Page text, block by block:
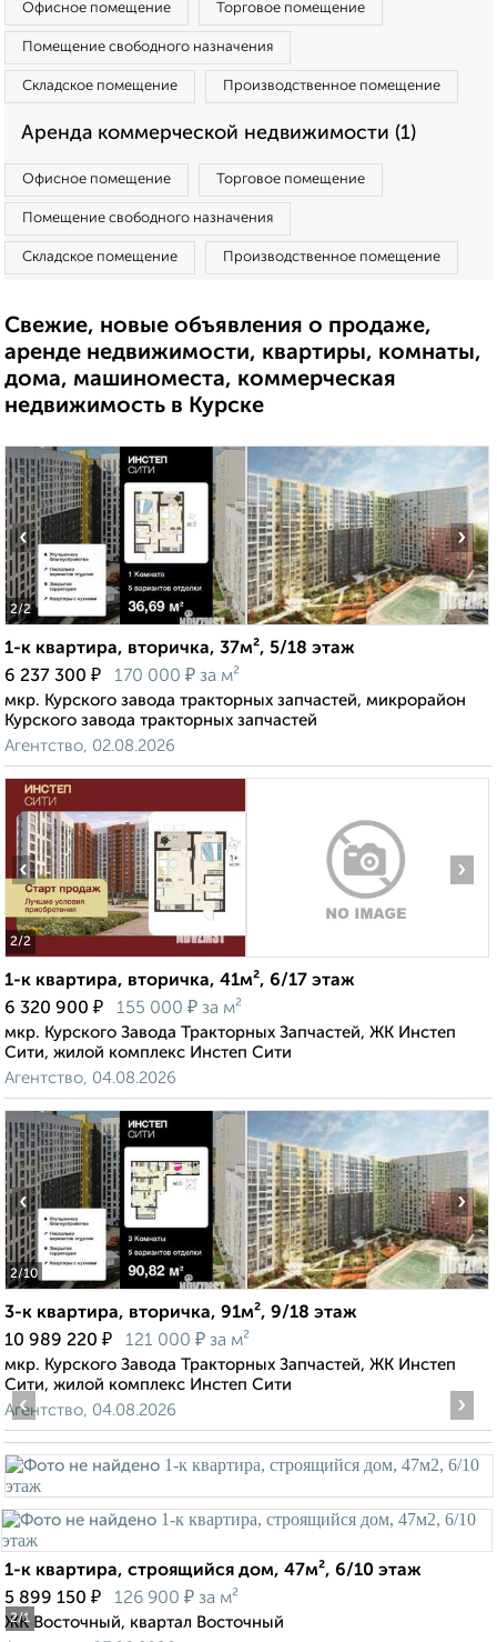
Офисное помещение Торговое помещение
Помещение свободного назначения
Складское помещение Производственное помещение
Аренда коммерческой недвижимости (1)
Офисное помещение Торговое помещение
Помещение свободного назначения
Складское помещение Производственное помещение
Свежие, новые объявления о продаже,
аренде недвижимости, квартиры, комнаты,
дома, машиноместа, коммерческая
недвижимость в Курске
2/2
‹ ›
1-к квартира, вторичка, 37м², 5/18 этаж
6 237 300 ₽ 170 000 ₽ за м²
мкр. Курского завода тракторных запчастей, микрорайон
Курского завода тракторных запчастей
Агентство, 02.08.2026
2/2
‹ ›
1-к квартира, вторичка, 41м², 6/17 этаж
6 320 900 ₽ 155 000 ₽ за м²
мкр. Курского Завода Тракторных Запчастей, ЖК Инстеп
Сити, жилой комплекс Инстеп Сити
Агентство, 04.08.2026
2/10
‹ ›
3-к квартира, вторичка, 91м², 9/18 этаж
10 989 220 ₽ 121 000 ₽ за м²
мкр. Курского Завода Тракторных Запчастей, ЖК Инстеп
Сити, жилой комплекс Инстеп Сити
Агентство, 04.08.2026
2/1
‹ ›
1-к квартира, строящийся дом, 47м², 6/10 этаж
5 899 150 ₽ 126 900 ₽ за м²
ЖК Восточный, квартал Восточный